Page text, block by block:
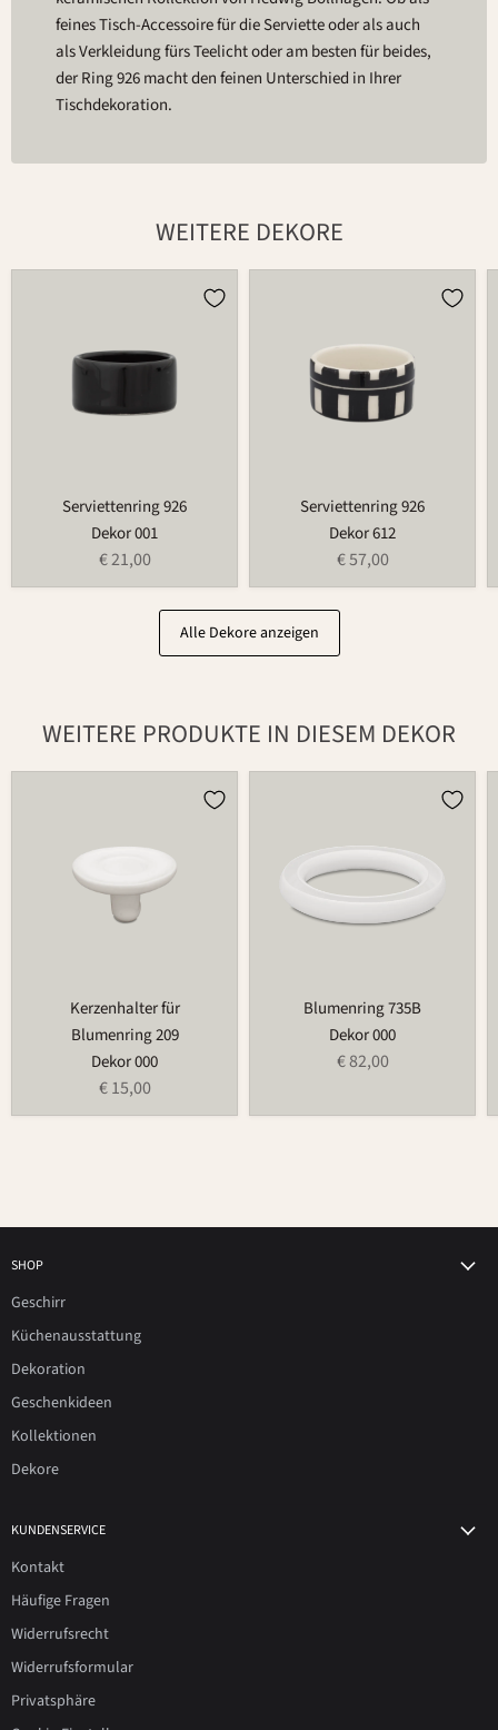
feines Tisch-Accessoire für die Serviette oder als auch
als Verkleidung fürs Teelicht oder am besten für beides,
der Ring 926 macht den feinen Unterschied in Ihrer
Tischdekoration.
WEITERE DEKORE
Serviettenring 926
Dekor 001
€ 21,00
Serviettenring 926
Dekor 612
€ 57,00
Alle Dekore anzeigen
WEITERE PRODUKTE IN DIESEM DEKOR
Kerzenhalter für
Blumenring 209
Dekor 000
€ 15,00
Blumenring 735B
Dekor 000
€ 82,00
SHOP
Geschirr
Küchenausstattung
Dekoration
Geschenkideen
Kollektionen
Dekore
KUNDENSERVICE
Kontakt
Häufige Fragen
Widerrufsrecht
Widerrufsformular
Privatsphäre